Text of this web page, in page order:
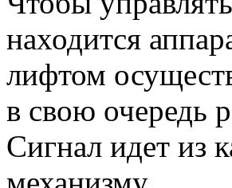
находится
лифтом
в свою очередь
Сигнал идет из